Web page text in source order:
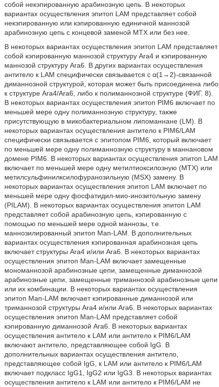
собой некэпированную арабинозную цепь. В некоторых
вариантах осуществления эпитоп LAM представляет собой
некэпированную или кэпированную единичной маннозой
арабинозную цепь с концевой заменой МТХ или без нее.
В некоторых вариантах осуществления эпитоп LAM представляет
собой кэпированную маннозой структуру Ara4 и кэпированную
маннозой структуру Ara6. В других вариантах осуществления
антитело к LAM специфически связывается с α(1→2)-связанной
диманнозной структурой, которая может быть присоединена либо
к структуре Ara4/Ara6, либо к полиманнозной структуре (ФИГ. 8).
В некоторых вариантах осуществления эпитоп PIM6 включает по
меньшей мере одну полиманнозную структуру, также
присутствующую в микобактериальном липоманнане (LM). В
некоторых вариантах осуществления антитело к PIM6/LAM
специфически связывается с эпитопом PIM6, который включает
по меньшей мере одну полиманнозную структуру в маннановом
домене PIM6. В некоторых вариантах осуществления эпитоп LAM
включает по меньшей мере одну метилтиоксилозную (МТХ) или
метилсульфинилксилофуранозильную (MSX) замену. В
некоторых вариантах осуществления эпитоп LAM включает по
меньшей мере одну фосфатидил-мио-инозитольную замену
(PILAM). В некоторых вариантах осуществления эпитоп LAM
представляет собой арабинозную цепь, кэпированную с
помощью по меньшей мере одной маннозы, т.е.
маннозилированный эпитоп Man-LAM. В дополнительных
вариантах осуществления кэпированная арабинозная цепь
включает структуры Ara4 и/или Ara6. В некоторых вариантах
осуществления эпитоп Man-LAM включает замещенные
мономаннозой арабинозные цепи, замещенные диманнозой
арабинозные цепи, замещенные триманнозой арабинозные цепи
или их комбинации. В некоторых вариантах осуществления
эпитоп Man-LAM включает кэпированные диманнозой или
триманнозой структуры Ara4 и/или Ara6. В некоторых вариантах
осуществления эпитоп Man-LAM представляет собой
кэпированную диманнозой Ara6. В некоторых вариантах
осуществления антитело к LAM или антитело к PIM6/LAM
включают антитело, представляющее собой IgG. В
дополнительных вариантах осуществления антитело,
представляющее собой IgG, к LAM или антитело к PIM6/LAM
включает подкласс IgG1, IgG2 или IgG3. В некоторых вариантах
осуществления антитело к LAM или антитело к PIM6/LAM не